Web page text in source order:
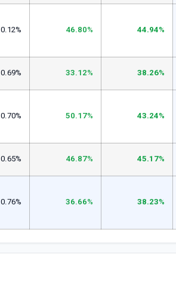
44.94%
46.80%
0.12%
38.26%
33.12%
0.69%
43.24%
50.17%
0.70%
45.17%
46.87%
0.65%
38.23%
36.66%
0.76%